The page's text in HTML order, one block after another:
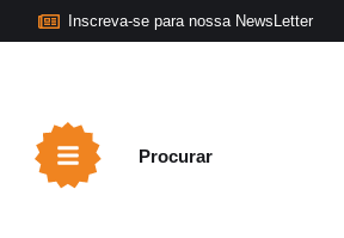
Inscreva-se para nossa NewsLetter
Procurar